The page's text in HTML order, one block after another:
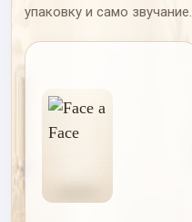
упаковку и само звучание.